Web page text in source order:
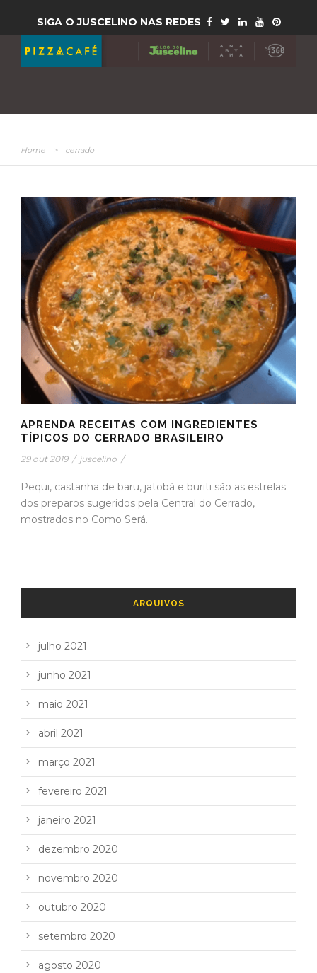
SIGA O JUSCELINO NAS REDES
Home > cerrado
APRENDA RECEITAS COM INGREDIENTES
TÍPICOS DO CERRADO BRASILEIRO
29 out 2019 / juscelino /
Pequi, castanha de baru, jatobá e buriti são as estrelas
dos preparos sugeridos pela Central do Cerrado,
mostrados no Como Será.
ARQUIVOS
julho 2021
junho 2021
maio 2021
abril 2021
março 2021
fevereiro 2021
janeiro 2021
dezembro 2020
novembro 2020
outubro 2020
setembro 2020
agosto 2020